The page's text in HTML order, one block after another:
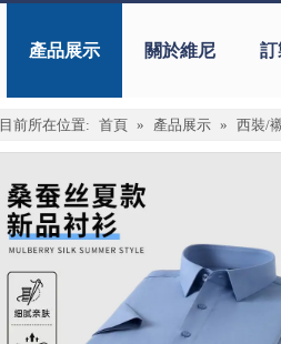
產品展示 關於維尼 訂
目前所在位置: 首頁 » 產品展示 » 西裝/